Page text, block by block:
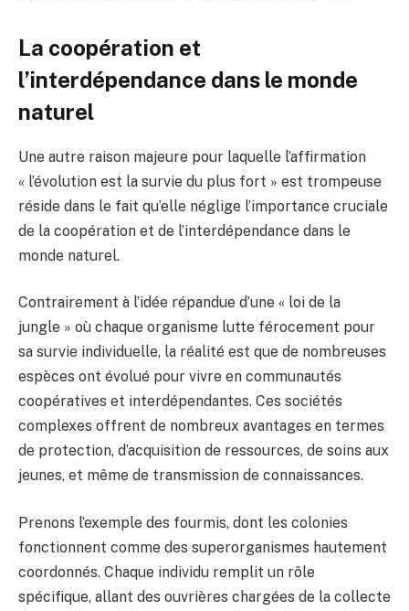
La coopération et
l’interdépendance dans le monde
naturel
Une autre raison majeure pour laquelle l’affirmation
« l’évolution est la survie du plus fort » est trompeuse
réside dans le fait qu’elle néglige l’importance cruciale
de la coopération et de l’interdépendance dans le
monde naturel.
Contrairement à l’idée répandue d’une « loi de la
jungle » où chaque organisme lutte férocement pour
sa survie individuelle, la réalité est que de nombreuses
espèces ont évolué pour vivre en communautés
coopératives et interdépendantes. Ces sociétés
complexes offrent de nombreux avantages en termes
de protection, d’acquisition de ressources, de soins aux
jeunes, et même de transmission de connaissances.
Prenons l’exemple des fourmis, dont les colonies
fonctionnent comme des superorganismes hautement
coordonnés. Chaque individu remplit un rôle
spécifique, allant des ouvrières chargées de la collecte